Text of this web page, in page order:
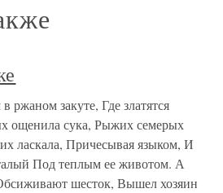
ржаном закуте, Где златятся
ощенила сука, Рыжих семерых
ласкала, Причесывая языком, И
Под теплым ее животом. А
шесток, Вышел хозяин